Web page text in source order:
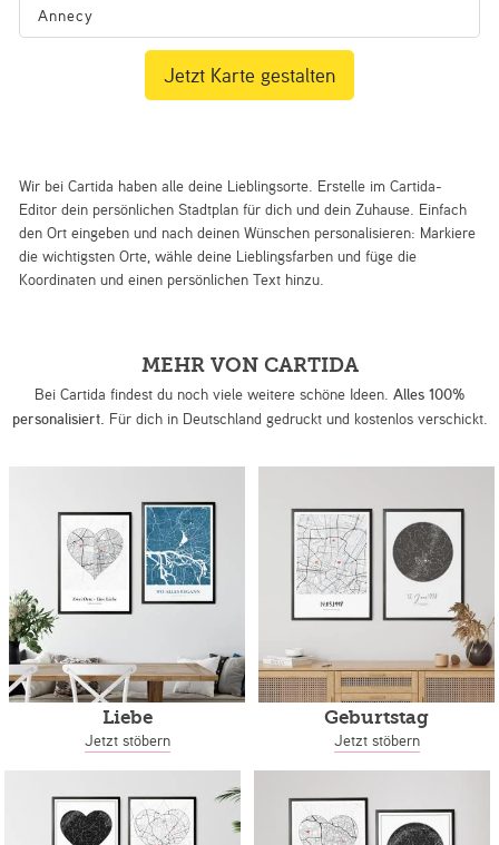
Wir bei Cartida haben alle deine Lieblingsorte. Erstelle im Cartida-
Editor dein persönlichen Stadtplan für dich und dein Zuhause. Einfach
den Ort eingeben und nach deinen Wünschen personalisieren: Markiere
die wichtigsten Orte, wähle deine Lieblingsfarben und füge die
Koordinaten und einen persönlichen Text hinzu.
Jetzt Karte gestalten
MEHR VON CARTIDA
Bei Cartida findest du noch viele weitere schöne Ideen. Alles 100%
personalisiert. Für dich in Deutschland gedruckt und kostenlos verschickt.
Liebe
Jetzt stöbern
Geburtstag
Jetzt stöbern